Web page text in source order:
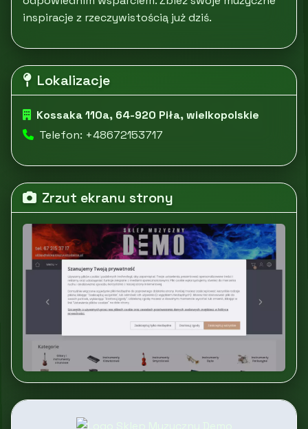
inspiracje z rzeczywistością już dziś.
Lokalizacje
Kossaka 110a, 64-920 Piła, wielkopolskie
Telefon: +48672153717
Zrzut ekranu strony